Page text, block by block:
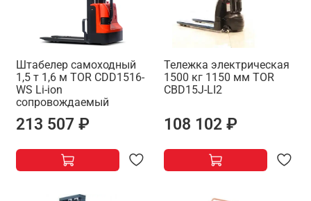
Штабелер самоходный
1,5 т 1,6 м TOR CDD1516-
WS Li-ion
сопровождаемый
213 507 ₽
Тележка электрическая
1500 кг 1150 мм TOR
CBD15J-LI2
108 102 ₽